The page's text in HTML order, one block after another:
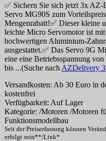
✅ Sichern Sie sich jetzt 3x AZ-
Servo MG90S zum
Mengenrabatt!✅ Dieser kleine
leichte Micro Servomotor ist
hochwertigen Aluminium-
ausgestattet.✅ Das Servo 9G
eine eine Betriebsspannung
bis ...(Suche nach AZDelivery
Versandkosten: Ab 30 Euro in
kostenfrei
Verfügbarkeit: Auf Lager
Kategorie: /Motoren /Motoren
Funktionsmodellbau
Seit der Preiserfassung können
erfolgt sein**/Link*